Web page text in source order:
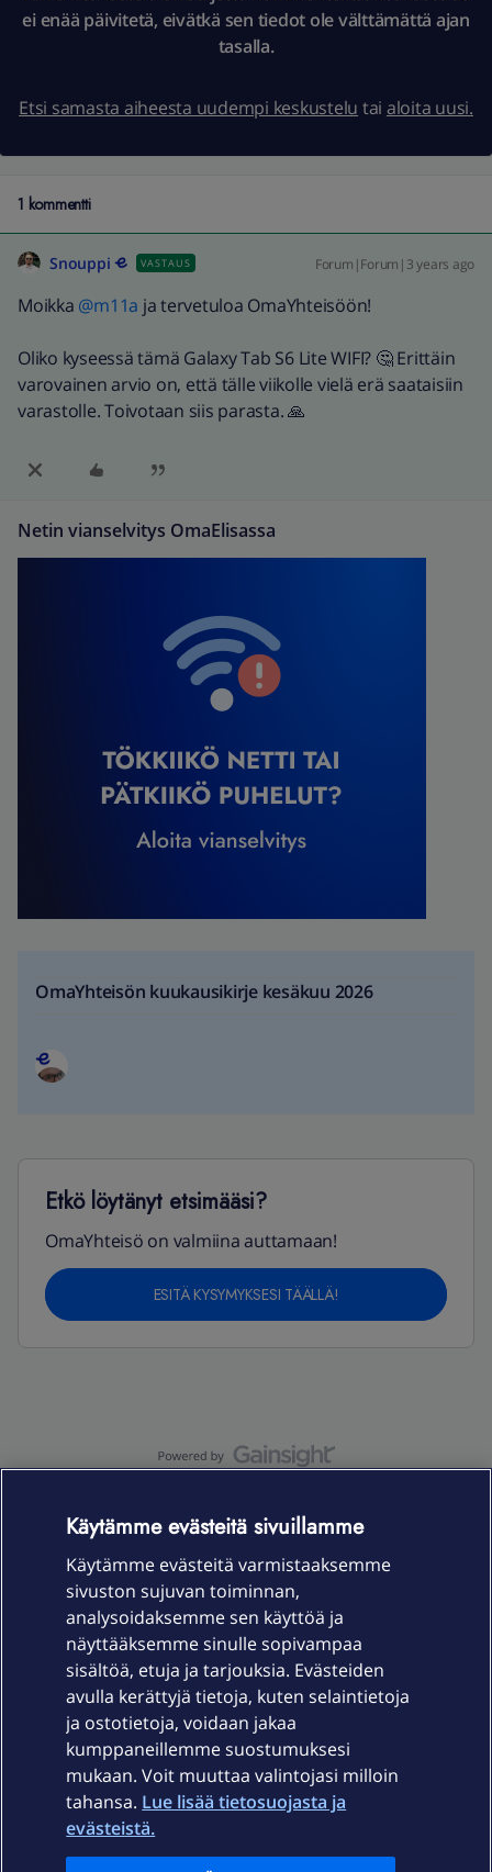
ei enää päivitetä, eivätkä sen tiedot ole välttämättä ajan
tasalla.
Etsi samasta aiheesta uudempi keskustelu tai aloita uusi.
1 kommentti
Snouppi VASTAUS Forum|Forum|3 years ago
Moikka @m11a ja tervetuloa OmaYhteisöön!
Oliko kyseessä tämä Galaxy Tab S6 Lite WIFI? 🤔 Erittäin
varovainen arvio on, että tälle viikolle vielä erä saataisiin
varastolle. Toivotaan siis parasta. 🙏
Netin vianselvitys OmaElisassa
OmaYhteisön kuukausikirje kesäkuu 2026
Etkö löytänyt etsimääsi?
OmaYhteisö on valmiina auttamaan!
ESITÄ KYSYMYKSESI TÄÄLLÄ!
Laitteet & liittymät
Palvelut
Ajankohtaista
Käytämme evästeitä sivuillamme
Käytämme evästeitä varmistaaksemme
sivuston sujuvan toiminnan,
analysoidaksemme sen käyttöä ja
näyttääksemme sinulle sopivampaa
sisältöä, etuja ja tarjouksia. Evästeiden
avulla kerättyjä tietoja, kuten selaintietoja
ja ostotietoja, voidaan jakaa
kumppaneillemme suostumuksesi
mukaan. Voit muuttaa valintojasi milloin
tahansa. Lue lisää tietosuojasta ja
evästeistä.